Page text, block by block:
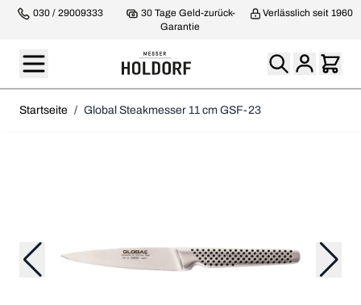
030 / 29009333
30 Tage Geld-zurück-
Garantie
Verlässlich seit 1960
Startseite / Global Steakmesser 11 cm GSF-23